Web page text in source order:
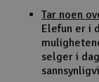
Gavekort
Tar noen
Elefun er i
selger i